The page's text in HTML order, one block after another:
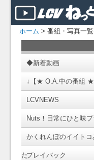
ホーム > 番組・写真一
◆新着動画
↓【★ O.A.中の番組 ★
LCVNEWS
Nuts！日常にひと味
かくれんぼのイイト
たプレイバック